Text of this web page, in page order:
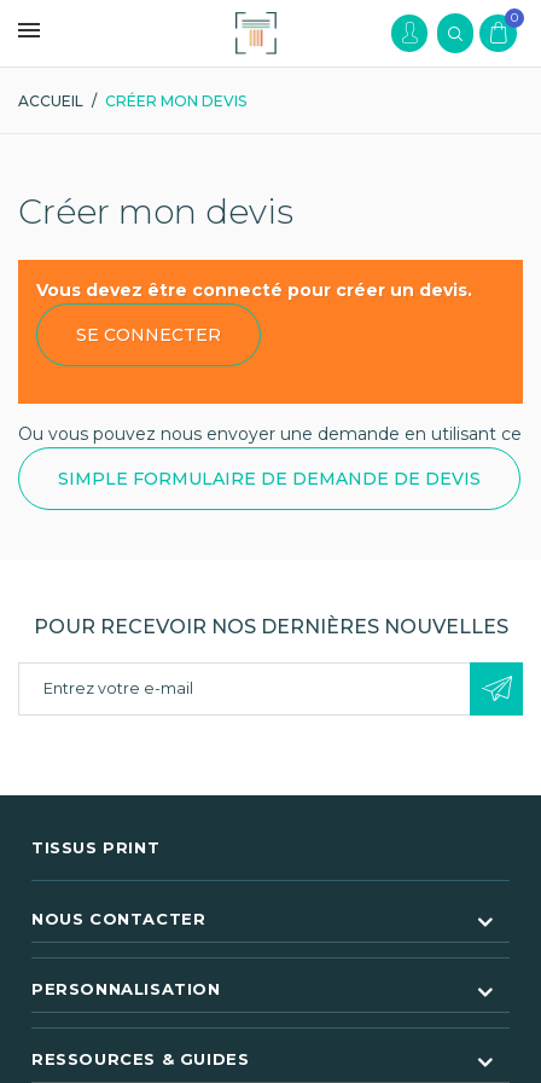
0
ACCUEIL / CRÉER MON DEVIS
Créer mon devis
Vous devez être connecté pour créer un devis.
SE CONNECTER
Ou vous pouvez nous envoyer une demande en utilisant ce
SIMPLE FORMULAIRE DE DEMANDE DE DEVIS
POUR RECEVOIR NOS DERNIÈRES NOUVELLES
TISSUS PRINT
NOUS CONTACTER
PERSONNALISATION
RESSOURCES & GUIDES